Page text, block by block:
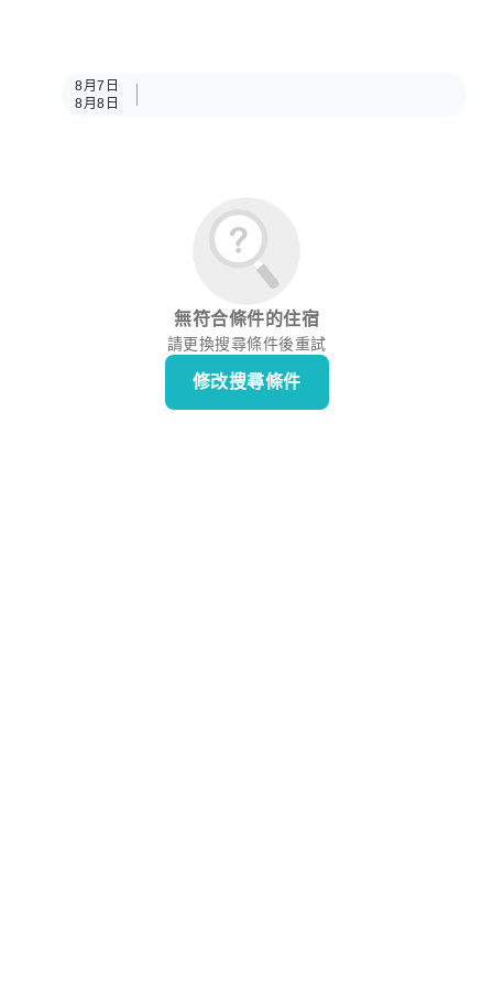
8月7日
8月8日
無符合條件的住宿
請更換搜尋條件後重試
修改搜尋條件